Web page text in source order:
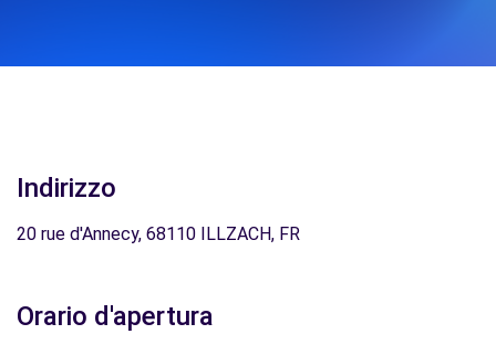
Indirizzo
20 rue d'Annecy, 68110 ILLZACH, FR
Orario d'apertura